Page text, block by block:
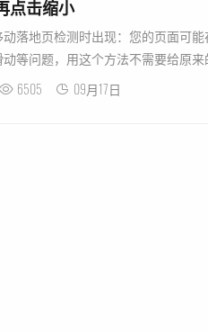
点击缩小
落地页检测时出现：您的页面可
等问题，用这个方法不需要给原
6505 09月17日